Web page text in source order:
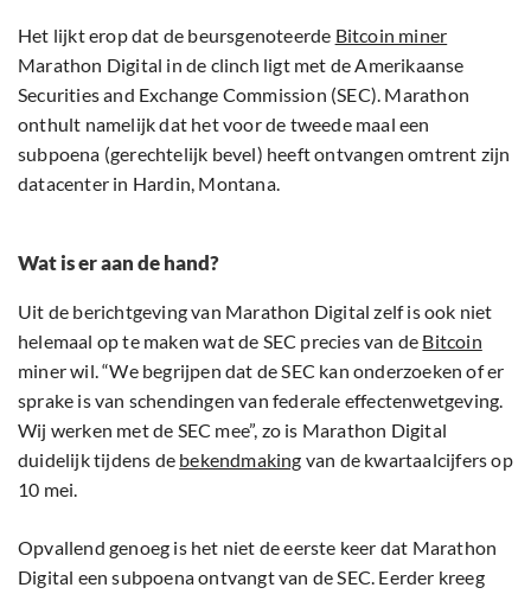
Het lijkt erop dat de beursgenoteerde Bitcoin miner
Marathon Digital in de clinch ligt met de Amerikaanse
Securities and Exchange Commission (SEC). Marathon
onthult namelijk dat het voor de tweede maal een
subpoena (gerechtelijk bevel) heeft ontvangen omtrent zijn
datacenter in Hardin, Montana.
Wat is er aan de hand?
Uit de berichtgeving van Marathon Digital zelf is ook niet
helemaal op te maken wat de SEC precies van de Bitcoin
miner wil. “We begrijpen dat de SEC kan onderzoeken of er
sprake is van schendingen van federale effectenwetgeving.
Wij werken met de SEC mee”, zo is Marathon Digital
duidelijk tijdens de bekendmaking van de kwartaalcijfers op
10 mei.
Opvallend genoeg is het niet de eerste keer dat Marathon
Digital een subpoena ontvangt van de SEC. Eerder kreeg